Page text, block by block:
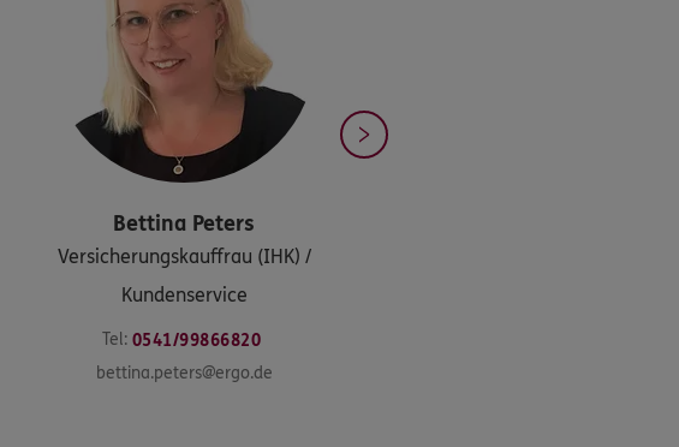
Bettina Peters
Versicherungskauffrau (IHK) /
Kundenservice
Tel: 0541/99866820
bettina.peters@ergo.de